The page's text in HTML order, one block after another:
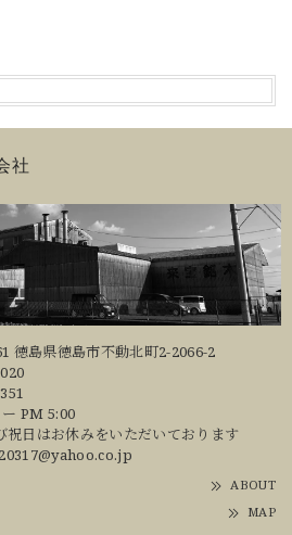
社
徳島県徳島市不動北町2-2066-2
PM 5:00
祝日はお休みをいただいております
ABOUT
MAP